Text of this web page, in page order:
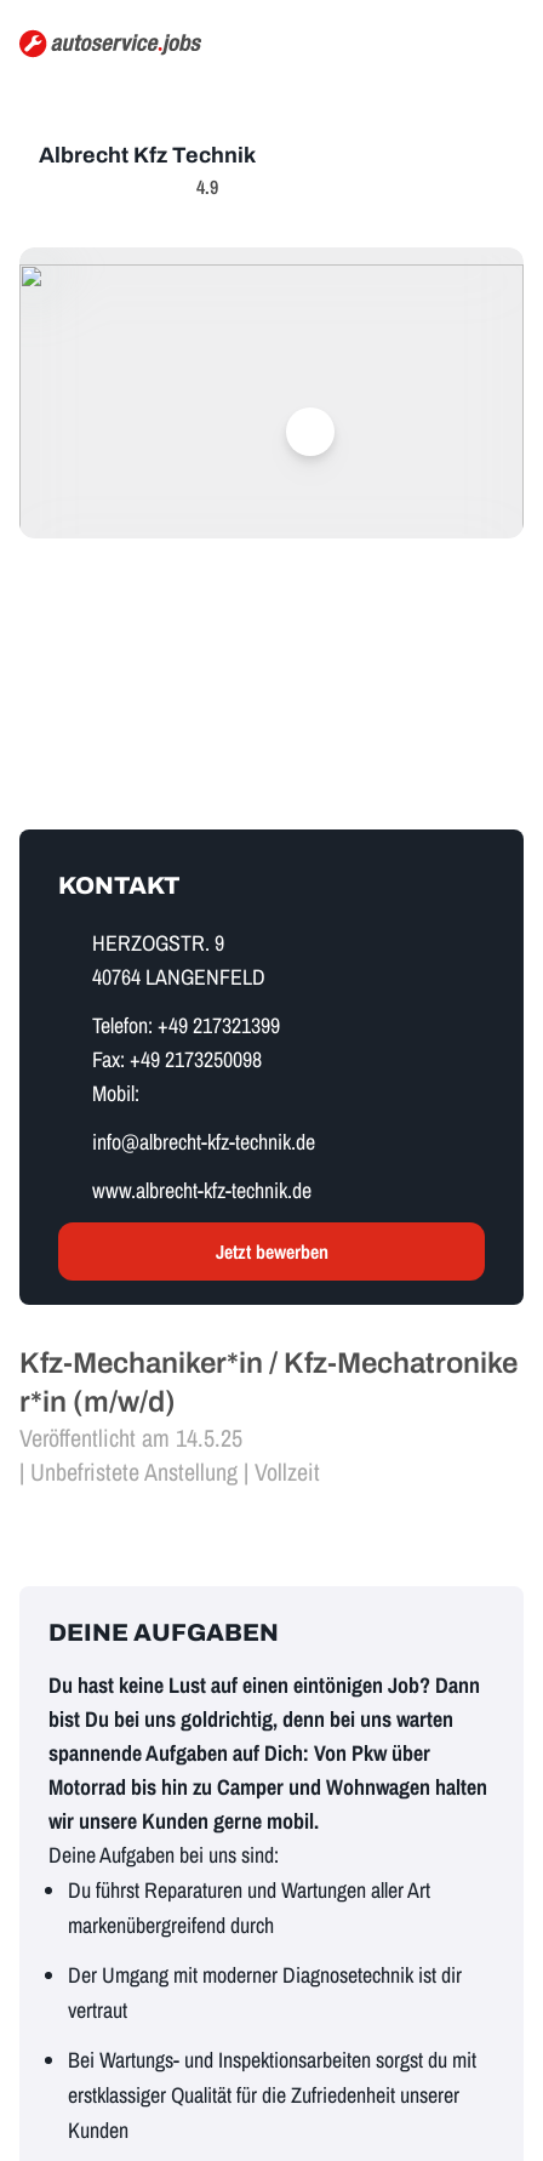
Albrecht Kfz Technik
4.9
KONTAKT
HERZOGSTR. 9
40764 LANGENFELD
Telefon: +49 217321399
Fax: +49 2173250098
Mobil:
i​n​f​o​@albrecht-kfz-technik.de
www.albrecht-kfz-technik.de
Jetzt bewerben
Kfz-Mechaniker*in / Kfz-Mechatronike
r*in (m/w/d)
Veröffentlicht am 14.5.25
| Unbefristete Anstellung | Vollzeit
DEINE AUFGABEN
Du hast keine Lust auf einen eintönigen Job? Dann
bist Du bei uns goldrichtig, denn bei uns warten
spannende Aufgaben auf Dich: Von Pkw über
Motorrad bis hin zu Camper und Wohnwagen halten
wir unsere Kunden gerne mobil.
Deine Aufgaben bei uns sind:
Du führst Reparaturen und Wartungen aller Art
markenübergreifend durch
Der Umgang mit moderner Diagnosetechnik ist dir
vertraut
Bei Wartungs- und Inspektionsarbeiten sorgst du mit
erstklassiger Qualität für die Zufriedenheit unserer
Kunden